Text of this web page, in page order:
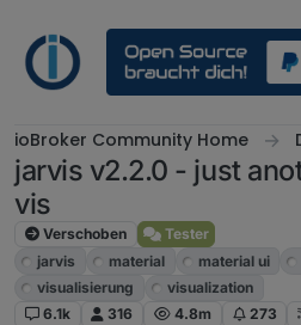
ioBroker Community Home
jarvis v2.2.0 - just
vis
Verschoben
Tester
jarvis
material material ui
visualisierung
visualization
6.1k
316 4.8m 273